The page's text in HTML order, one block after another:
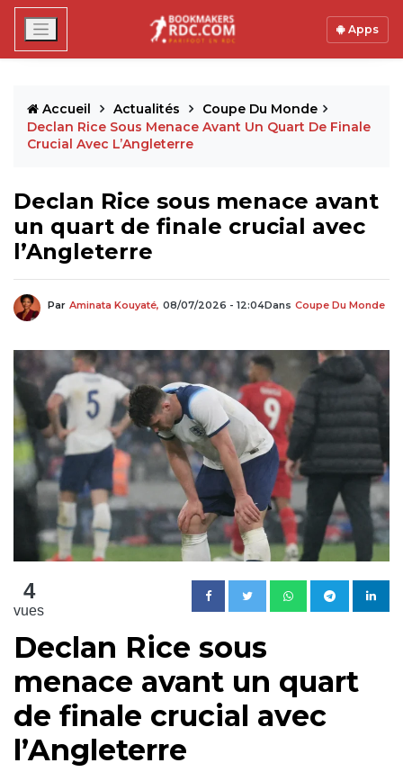
Apps
Accueil Actualités
Coupe Du Monde
Declan Rice Sous Menace Avant Un Quart De Finale
Crucial Avec L’Angleterre
Declan Rice sous menace avant
un quart de finale crucial avec
l’Angleterre
Par Aminata Kouyaté, 08/07/2026 - 12:04Dans Coupe Du Monde
4
vues
Declan Rice sous
menace avant un quart
de finale crucial avec
l’Angleterre